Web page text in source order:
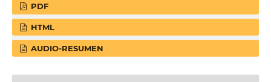
PDF
HTML
AUDIO-RESUMEN